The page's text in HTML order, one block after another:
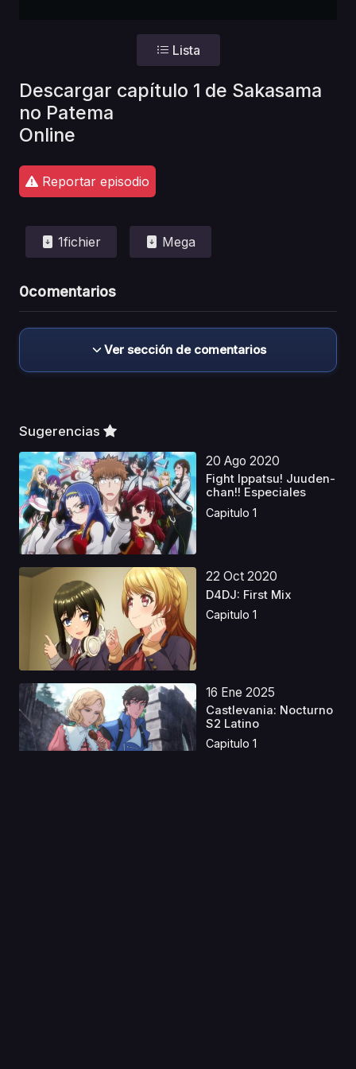
Lista
Descargar capítulo 1 de Sakasama
no Patema
Online
Reportar episodio
1fichier Mega
0comentarios
Ver sección de comentarios
Sugerencias
20 Ago 2020
Fight Ippatsu! Juuden-
chan!! Especiales
Capitulo 1
22 Oct 2020
D4DJ: First Mix
Capitulo 1
16 Ene 2025
Castlevania: Nocturno
S2 Latino
Capitulo 1